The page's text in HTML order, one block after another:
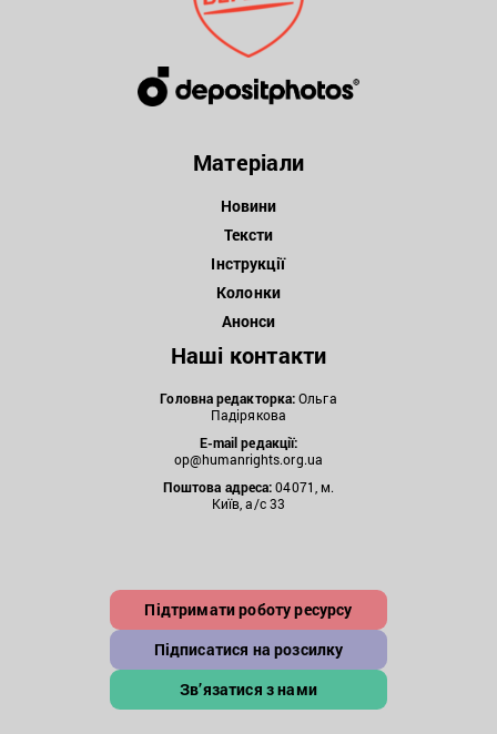
Матеріали
Новини
Тексти
Інструкції
Колонки
Анонси
Наші контакти
Головна редакторка:Ольга
Падірякова
E-mail редакції:
op@humanrights.org.ua
Поштова адреса:04071, м.
Київ, а/с 33
Підтримати роботу ресурсу
Підписатися на розсилку
Зв’язатися з нами